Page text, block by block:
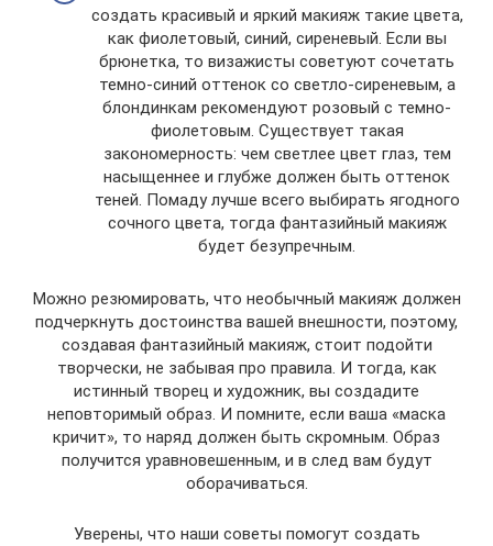
создать красивый и яркий макияж такие цвета,
как фиолетовый, синий, сиреневый. Если вы
брюнетка, то визажисты советуют сочетать
темно-синий оттенок со светло-сиреневым, а
блондинкам рекомендуют розовый с темно-
фиолетовым. Существует такая
закономерность: чем светлее цвет глаз, тем
насыщеннее и глубже должен быть оттенок
теней. Помаду лучше всего выбирать ягодного
сочного цвета, тогда фантазийный макияж
будет безупречным.
Можно резюмировать, что необычный макияж должен
подчеркнуть достоинства вашей внешности, поэтому,
создавая фантазийный макияж, стоит подойти
творчески, не забывая про правила. И тогда, как
истинный творец и художник, вы создадите
неповторимый образ. И помните, если ваша «маска
кричит», то наряд должен быть скромным. Образ
получится уравновешенным, и в след вам будут
оборачиваться.
Уверены, что наши советы помогут создать